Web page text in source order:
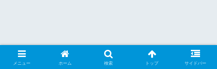
メニュー ホーム 検索 トップ サイドバー